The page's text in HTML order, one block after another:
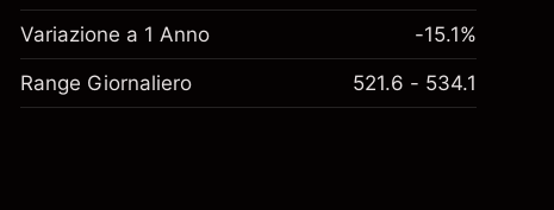
Variazione a 1 Anno -15.1%
Range Giornaliero 521.6 - 534.1